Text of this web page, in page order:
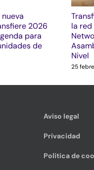
2026
para
de
la
Nivel
25
Aviso legal
Privacidad
Política de